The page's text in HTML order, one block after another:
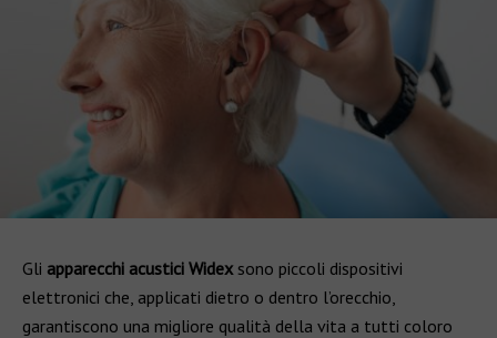
Gli apparecchi acustici Widexsono piccoli dispositivi
elettronici che, applicati dietro o dentro l’orecchio,
garantiscono una migliore qualità della vita a tutti coloro